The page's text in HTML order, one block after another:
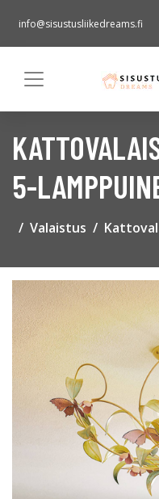
info@sisustusliikedreams.fi
5-
Valaistus